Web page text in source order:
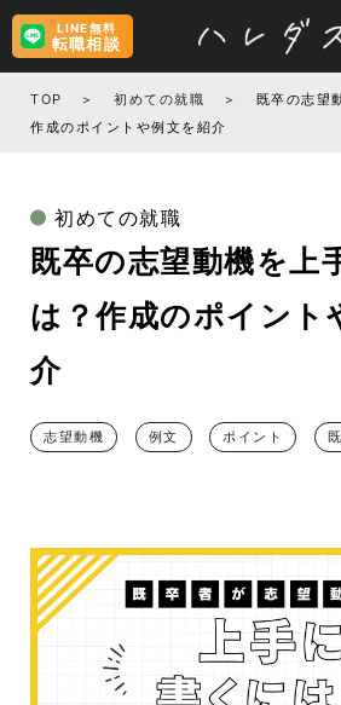
LINE無料
転職相談
TOP 初めての就職
既卒の志望
作成のポイントや例文を紹介
初めての就職
既卒の志望動機を上
は？作成のポイント
介
志望動機 例文 ポイント